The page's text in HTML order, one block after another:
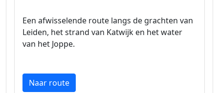
Een afwisselende route langs de grachten van
Leiden, het strand van Katwijk en het water
van het Joppe.
Naar route